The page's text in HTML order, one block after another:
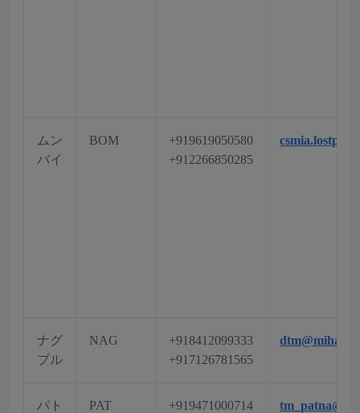
ムン
バイ
BOM
+919619050580
+912266850285
ナグ
プル
NAG
+918412099333
+917126781565
パト
PAT +919471000714